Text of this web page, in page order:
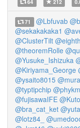
64 212
71 @Lbfuvab
@sekakakaka1
@ClusterTilt
@theoremRolle
@Yusuke_Ishizuka
@Kiriyama_George
@ysaito8015
@typtipchip @phykm
@fujisawaIFE
@bra_cat_ket
@lotz84_